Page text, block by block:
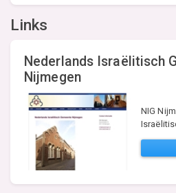
Links
Nederlands Israëlitisch
Nijmegen
NIG